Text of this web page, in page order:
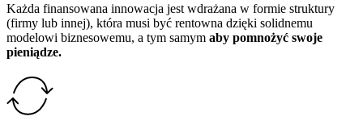
Każda finansowana innowacja jest wdrażana w formie struktury
(firmy lub innej), która musi być rentowna dzięki solidnemu
modelowi biznesowemu, a tym samym aby pomnożyć swoje
pieniądze.